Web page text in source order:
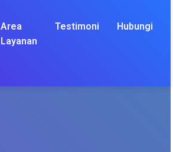
Area
Layanan
Testimoni Hubungi